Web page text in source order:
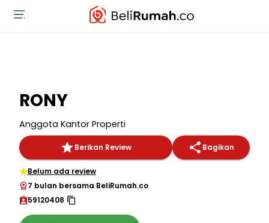
RONY
Anggota Kantor Properti
Berikan Review Bagikan
Belum ada review
7 bulan bersama BeliRumah.co
59120408